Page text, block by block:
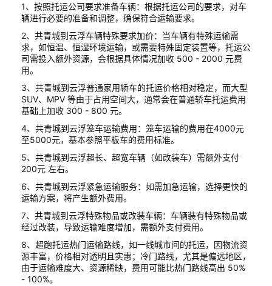
1、按照托运公司要求准备车辆：根据托运公司的要求，对车
辆进行必要的准备和调整，确保符合运输要求。
2、共青城到云浮车辆特殊要求加价：当车辆有特殊运输需
求，如恒温、恒湿环境运输，或需要特殊固定装置等，托运公
司需投入额外资源，会根据具体情况加收 500 - 2000 元费
用。
3、共青城到云浮普通家用轿车的托运价格相对稳定，而大型
SUV、MPV 等由于占用空间大，通常会在普通轿车托运费用
基础上加收 300 - 800 元。
4、共青城到云浮笼车运输费用：笼车运输的费用在4000元
至5000元，基本参照平板车的费用标准。
5、共青城到云浮超长、超宽车辆（如改装车）需额外支付
200元 左右。
6、共青城到云浮紧急运输服务：如需加急运输，选择更快的
运输方案，将产生额外费用。
7、共青城到云浮特殊物品或改装车辆：车辆装有特殊物品或
经过改装，导致运输难度增加，需额外支付费用。
8、超跑托运热门运输路线，如一线城市间的托运，因物流资
源丰富，价格相对透明且实惠；冷门路线，尤其是偏远地区，
由于运输难度大、资源稀缺，费用可能比热门路线高出 50%
- 100%。